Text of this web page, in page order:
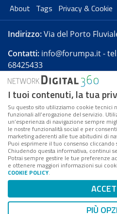
About Tags Privacy & Cookie
Indirizzo:Via del Porto
Contatti: info@forumpa.it-
68425433
Forumpa.itè una
presso Registro della
Reg. n. 182 del 2 maggio
FPA s.r.l. è società
Coordinamento da parte di
è un'azienda certificata per
Codice Fiscale/Partita IVA n.
n. 1249791.
Mappa
I tuoi contenuti, la tua
Su questo sito utilizziamo cookie tecnici
funzionali all’erogazione del servizio.
un’esperienza di navigazione sempre
le nostre funzionalità social e per
marketing aderenti alle tue abitudini di
Puoi esprimere il tuo consenso cliccando
Chiudendo questa informativa, continui
Potrai sempre gestire le tue preferenze
e ottenere maggiori informazioni sui
COOKIE POLICY.
PIÙ